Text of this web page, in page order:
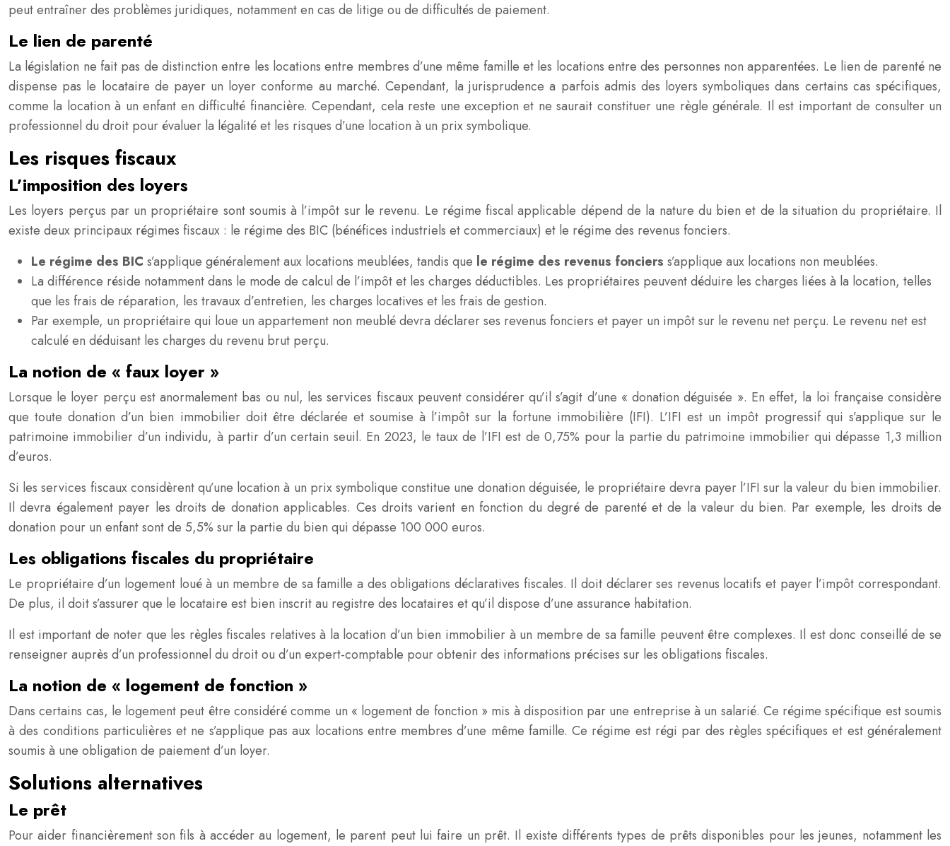
peut entraîner des problèmes juridiques, notamment en cas de litige ou de difficultés de paiement.
Le lien de parenté
La législation ne fait pas de distinction entre les locations entre membres d’une même famille et les locations entre des personnes non apparentées. Le lien de parenté ne
dispense pas le locataire de payer un loyer conforme au marché. Cependant, la jurisprudence a parfois admis des loyers symboliques dans certains cas spécifiques,
comme la location à un enfant en difficulté financière. Cependant, cela reste une exception et ne saurait constituer une règle générale. Il est important de consulter un
professionnel du droit pour évaluer la légalité et les risques d’une location à un prix symbolique.
Les risques fiscaux
L’imposition des loyers
Les loyers perçus par un propriétaire sont soumis à l’impôt sur le revenu. Le régime fiscal applicable dépend de la nature du bien et de la situation du propriétaire. Il
existe deux principaux régimes fiscaux : le régime des BIC (bénéfices industriels et commerciaux) et le régime des revenus fonciers.
Le régime des BIC s’applique généralement aux locations meublées, tandis que le régime des revenus fonciers s’applique aux locations non meublées.
La différence réside notamment dans le mode de calcul de l’impôt et les charges déductibles. Les propriétaires peuvent déduire les charges liées à la location, telles
que les frais de réparation, les travaux d’entretien, les charges locatives et les frais de gestion.
Par exemple, un propriétaire qui loue un appartement non meublé devra déclarer ses revenus fonciers et payer un impôt sur le revenu net perçu. Le revenu net est
calculé en déduisant les charges du revenu brut perçu.
La notion de « faux loyer »
Lorsque le loyer perçu est anormalement bas ou nul, les services fiscaux peuvent considérer qu’il s’agit d’une « donation déguisée ». En effet, la loi française considère
que toute donation d’un bien immobilier doit être déclarée et soumise à l’impôt sur la fortune immobilière (IFI). L’IFI est un impôt progressif qui s’applique sur le
patrimoine immobilier d’un individu, à partir d’un certain seuil. En 2023, le taux de l’IFI est de 0,75% pour la partie du patrimoine immobilier qui dépasse 1,3 million
d’euros.
Si les services fiscaux considèrent qu’une location à un prix symbolique constitue une donation déguisée, le propriétaire devra payer l’IFI sur la valeur du bien immobilier.
Il devra également payer les droits de donation applicables. Ces droits varient en fonction du degré de parenté et de la valeur du bien. Par exemple, les droits de
donation pour un enfant sont de 5,5% sur la partie du bien qui dépasse 100 000 euros.
Les obligations fiscales du propriétaire
Le propriétaire d’un logement loué à un membre de sa famille a des obligations déclaratives fiscales. Il doit déclarer ses revenus locatifs et payer l’impôt correspondant.
De plus, il doit s’assurer que le locataire est bien inscrit au registre des locataires et qu’il dispose d’une assurance habitation.
Il est important de noter que les règles fiscales relatives à la location d’un bien immobilier à un membre de sa famille peuvent être complexes. Il est donc conseillé de se
renseigner auprès d’un professionnel du droit ou d’un expert-comptable pour obtenir des informations précises sur les obligations fiscales.
La notion de « logement de fonction »
Dans certains cas, le logement peut être considéré comme un « logement de fonction » mis à disposition par une entreprise à un salarié. Ce régime spécifique est soumis
à des conditions particulières et ne s’applique pas aux locations entre membres d’une même famille. Ce régime est régi par des règles spécifiques et est généralement
soumis à une obligation de paiement d’un loyer.
Solutions alternatives
Le prêt
Pour aider financièrement son fils à accéder au logement, le parent peut lui faire un prêt. Il existe différents types de prêts disponibles pour les jeunes, notamment les